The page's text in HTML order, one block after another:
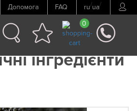
Допомога FAQ ru/ua/
0
інгредієнти